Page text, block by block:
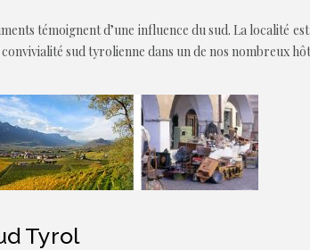
témoignent d’une influence du sud. La localité
sud tyrolienne dans un de nos nombreux
Tyrol